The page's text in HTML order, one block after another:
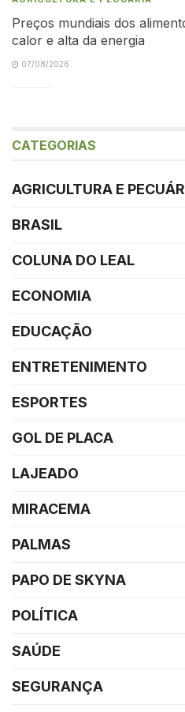
Preços mundiais dos
calor e alta da energia
07/08/2026
CATEGORIAS
AGRICULTURA E
BRASIL
COLUNA DO LEAL
ECONOMIA
EDUCAÇÃO
ENTRETENIMENTO
ESPORTES
GOL DE PLACA
LAJEADO
MIRACEMA
PALMAS
PAPO DE SKYNA
POLÍTICA
SAÚDE
SEGURANÇA